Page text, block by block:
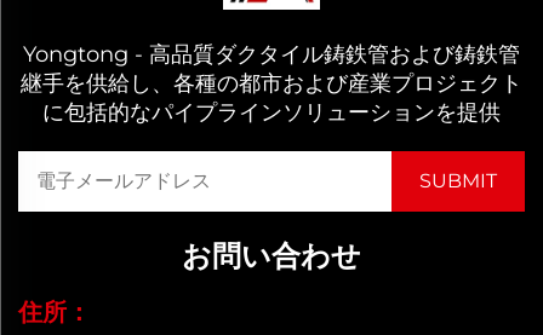
Yongtong - 高品質ダクタイル鋳鉄管および鋳鉄管
継手を供給し、各種の都市および産業プロジェクト
に包括的なパイプラインソリューションを提供
お問い合わせ
住所：